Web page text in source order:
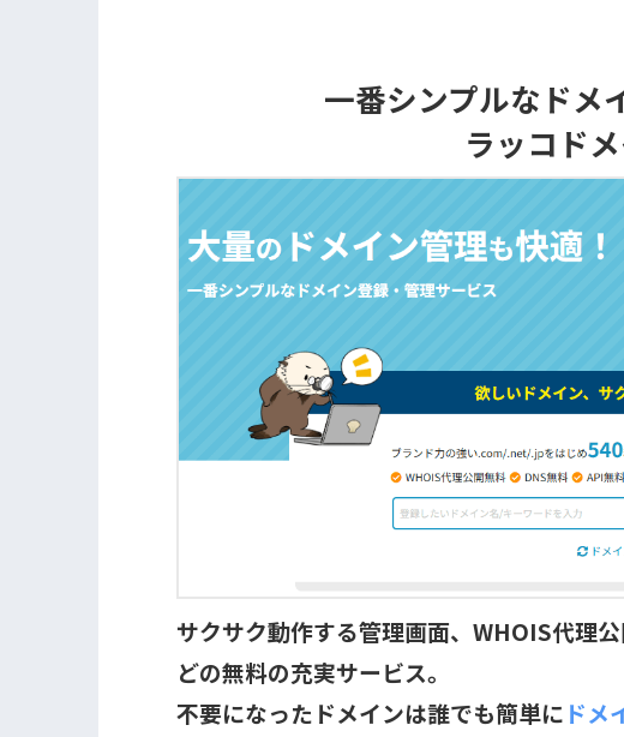
一番シンプルなドメ
ラッコド
サクサク動作する管理画面、WHOIS代理
どの無料の充実サービス。
不要になったドメインは誰でも簡単に ドメ